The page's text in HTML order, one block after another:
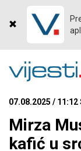
07.08.2025 / 11:12
Mirza
kafić u